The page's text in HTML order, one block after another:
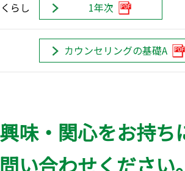
らし 1年次
カウンセリングの基礎A
味・関心をお持ち
い合わせください。